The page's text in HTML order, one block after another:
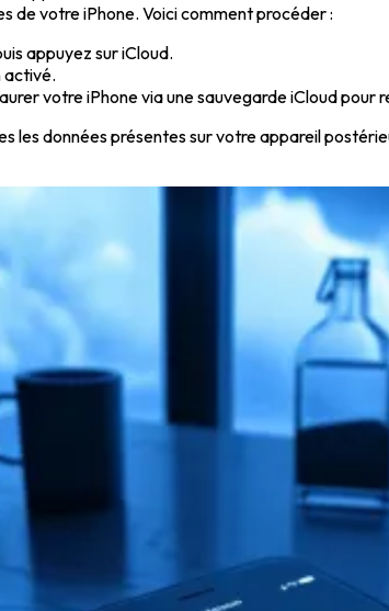
de votre iPhone. Voici comment procéder :
appuyez sur iCloud.
activé.
votre iPhone via une sauvegarde iCloud pour
les données présentes sur votre appareil